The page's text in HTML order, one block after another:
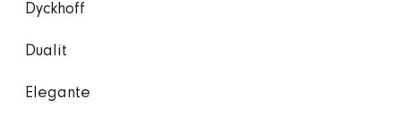
Dyckhoff
Dualit
Elegante